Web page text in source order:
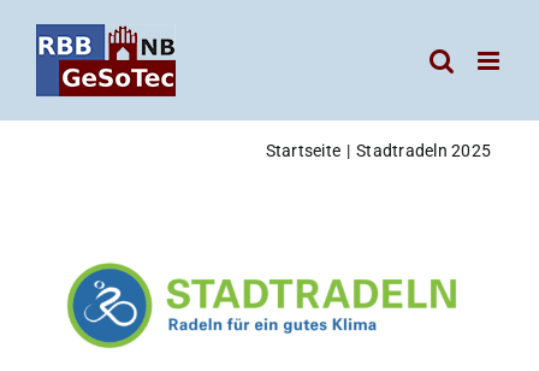
Inhalt
springen
Startseite Stadtradeln 2025
grösseres
Bild